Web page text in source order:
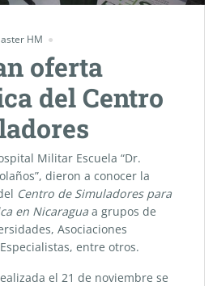
HM
oferta
del Centro
Militar Escuela “Dr.
dieron a conocer la
Centro de Simuladores para
en Nicaragua a grupos de
Asociaciones
entre otros.
el 21 de noviembre se